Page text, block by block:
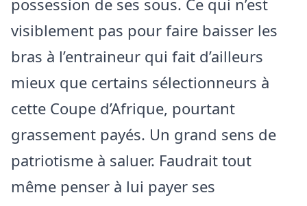
possession de ses sous. Ce qui n’est
visiblement pas pour faire baisser les
bras à l’entraineur qui fait d’ailleurs
mieux que certains sélectionneurs à
cette Coupe d’Afrique, pourtant
grassement payés. Un grand sens de
patriotisme à saluer. Faudrait tout
même penser à lui payer ses